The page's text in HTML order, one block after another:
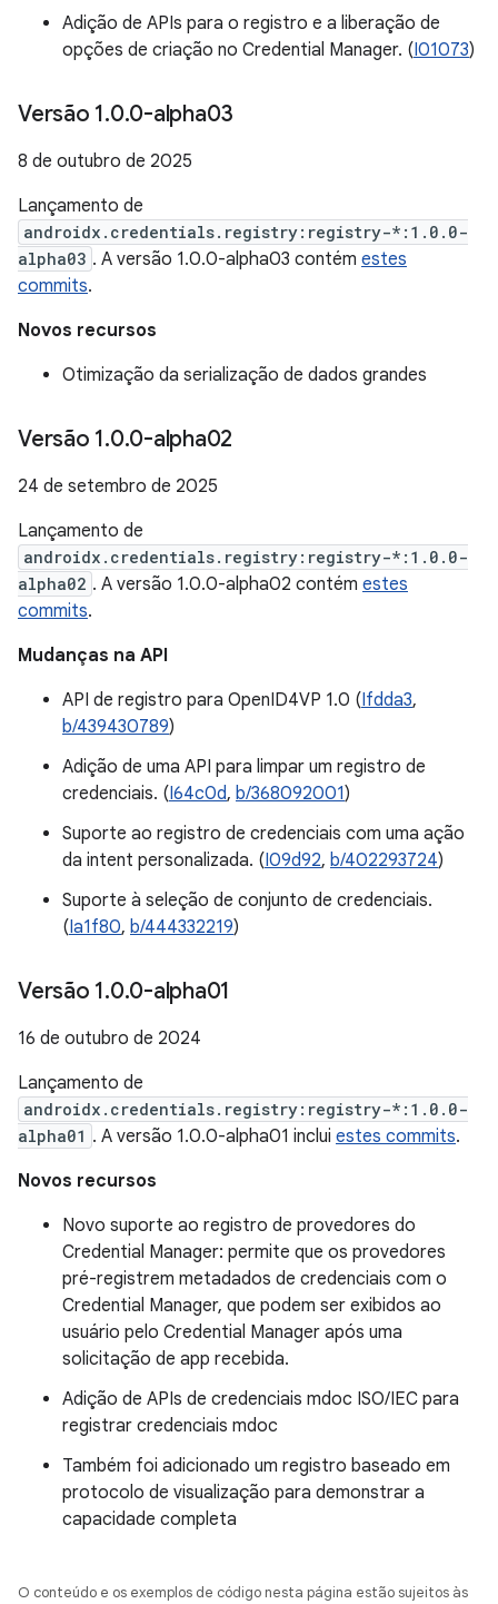
Adição de APIs para o registro e a liberação de
opções de criação no Credential Manager. (I01073)
Versão 1.0.0-alpha03
8 de outubro de 2025
Lançamento de
androidx.credentials.registry:registry-*:1.0.0-
alpha03 . A versão 1.0.0-alpha03 contém estes
commits.
Novos recursos
Otimização da serialização de dados grandes
Versão 1.0.0-alpha02
24 de setembro de 2025
Lançamento de
androidx.credentials.registry:registry-*:1.0.0-
alpha02 . A versão 1.0.0-alpha02 contém estes
commits.
Mudanças na API
API de registro para OpenID4VP 1.0 (Ifdda3,
b/439430789)
Adição de uma API para limpar um registro de
credenciais. (I64c0d, b/368092001)
Suporte ao registro de credenciais com uma ação
da intent personalizada. (I09d92, b/402293724)
Suporte à seleção de conjunto de credenciais.
(Ia1f80, b/444332219)
Versão 1.0.0-alpha01
16 de outubro de 2024
Lançamento de
androidx.credentials.registry:registry-*:1.0.0-
alpha01 . A versão 1.0.0-alpha01 inclui estes commits.
Novos recursos
Novo suporte ao registro de provedores do
Credential Manager: permite que os provedores
pré-registrem metadados de credenciais com o
Credential Manager, que podem ser exibidos ao
usuário pelo Credential Manager após uma
solicitação de app recebida.
Adição de APIs de credenciais mdoc ISO/IEC para
registrar credenciais mdoc
Também foi adicionado um registro baseado em
protocolo de visualização para demonstrar a
capacidade completa
O conteúdo e os exemplos de código nesta página estão sujeitos às